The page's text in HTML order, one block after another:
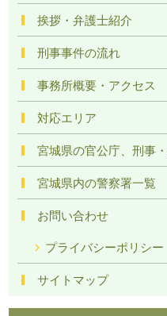
挨拶・弁護士紹介
刑事事件の流れ
事務所概要・アクセス
対応エリア
宮城県の官公庁、刑事
宮城県内の警察署一覧
お問い合わせ
プライバシーポリシー
サイトマップ